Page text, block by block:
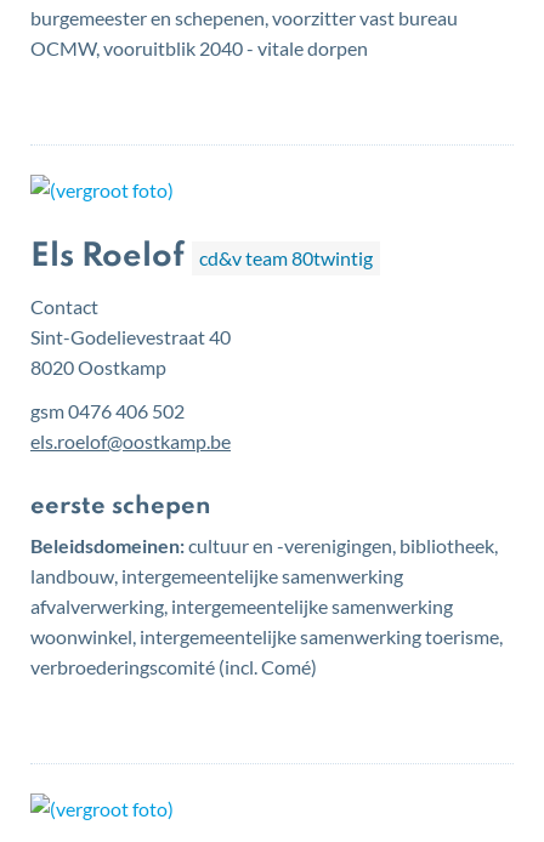
burgemeester en schepenen, voorzitter vast bureau
OCMW, vooruitblik 2040 - vitale dorpen
Els Roelof cd&v team 80twintig
Contact
Sint-Godelievestraat 40
,8020Oostkamp
gsm 0476 406 502
E-
els.roelof@oostkamp.be
Functies
eerste schepen
Beleidsdomeinen:cultuur en -verenigingen, bibliotheek,
landbouw, intergemeentelijke samenwerking
afvalverwerking, intergemeentelijke samenwerking
woonwinkel, intergemeentelijke samenwerking toerisme,
verbroederingscomité (incl. Comé)